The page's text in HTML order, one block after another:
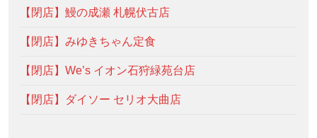
【閉店】鰻の成瀬 札幌伏古店
【閉店】みゆきちゃん定食
【閉店】We’s イオン石狩緑苑台店
【閉店】ダイソー セリオ大曲店